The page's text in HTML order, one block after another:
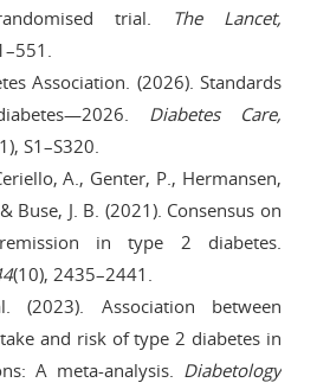
trial. The Lancet,
Association. (2026). Standards
Diabetes Care,
S1–S320.
A., Genter, P., Hermansen,
Buse, J. B. (2021). Consensus on
in type 2 diabetes.
(10), 2435–2441.
Association between
and risk of type 2 diabetes in
A meta-analysis. Diabetology